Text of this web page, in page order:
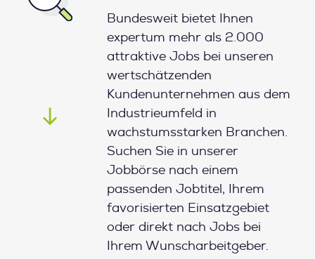
Bundesweit bietet Ihnen
expertum mehr als 2.000
attraktive Jobs bei unseren
wertschätzenden
Kundenunternehmen aus dem
Industrieumfeld in
wachstumsstarken Branchen.
Suchen Sie in unserer
Jobbörse nach einem
passenden Jobtitel, Ihrem
favorisierten Einsatzgebiet
oder direkt nach Jobs bei
Ihrem Wunscharbeitgeber.